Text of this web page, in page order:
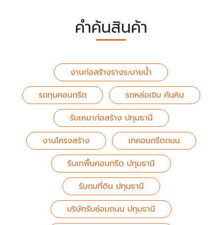
คำค้นสินค้า
งานก่อสร้างรางระบายน้ำ
รถทุบคอนกรีต
รถหล่อเขิบ คันหิน
รับเหมาก่อสร้าง ปทุมธานี
งานโครงสร้าง
เทคอนกรีตถนน
รับเทพื้นคอนกรีต ปทุมธานี
รับถมที่ดิน ปทุมธานี
บริษัทรับซ่อมถนน ปทุมธานี